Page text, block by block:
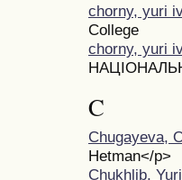
chorny, yuri
College
chorny, yuri
C
Chugayeva,
Hetman</p>
Chukhlib,